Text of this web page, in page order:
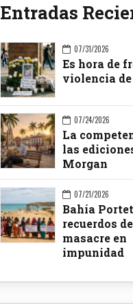
Entradas
07/31/2026
Es hora de
violencia de
07/24/2026
La
las
Morgan
07/21/2026
Bahía
recuerdos
masacre en
impunidad